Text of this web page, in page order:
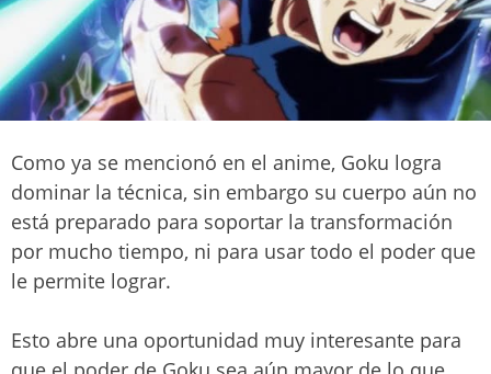
Como ya se mencionó en el anime, Goku logra
dominar la técnica, sin embargo su cuerpo aún no
está preparado para soportar la transformación
por mucho tiempo, ni para usar todo el poder que
le permite lograr.
Esto abre una oportunidad muy interesante para